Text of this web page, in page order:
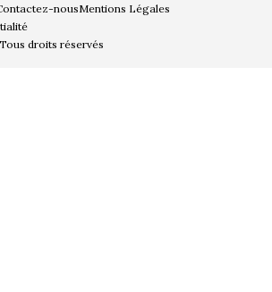
nousMentions Légales
droits réservés